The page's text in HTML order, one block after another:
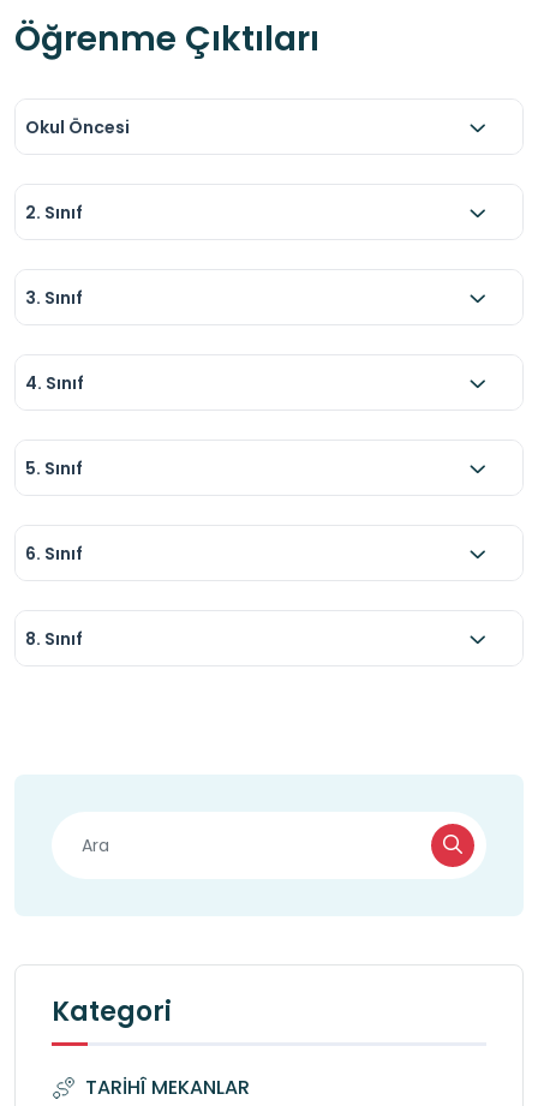
Öğrenme Çıktıları
Okul Öncesi
2. Sınıf
3. Sınıf
4. Sınıf
5. Sınıf
6. Sınıf
8. Sınıf
Kategori
TARİHÎ MEKANLAR